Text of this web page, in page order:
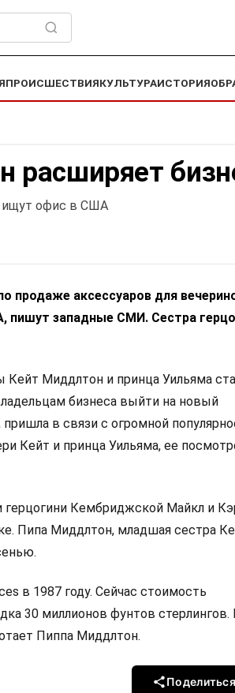
ПРОИСШЕСТВИЯКУЛЬТУРАИСТОРИЯ
расширяет
ищут офис в США
аксессуаров для
пишут западные СМИ. Сестра
Миддлтон и принца Уильяма
бизнеса выйти на новый
в связи с огромной
Кейт и принца Уильяма, ее
Кембриджской Майкл и
Пипа Миддлтон, младшая сестра
в 1987 году. Сейчас стоимость
30 миллионов фунтов стерлингов.
Пиппа Миддлтон.
Поделиться